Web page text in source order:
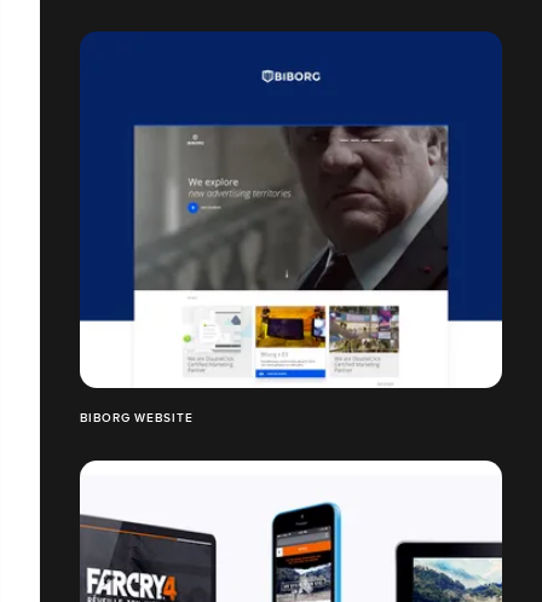
BIBORG WEBSITE